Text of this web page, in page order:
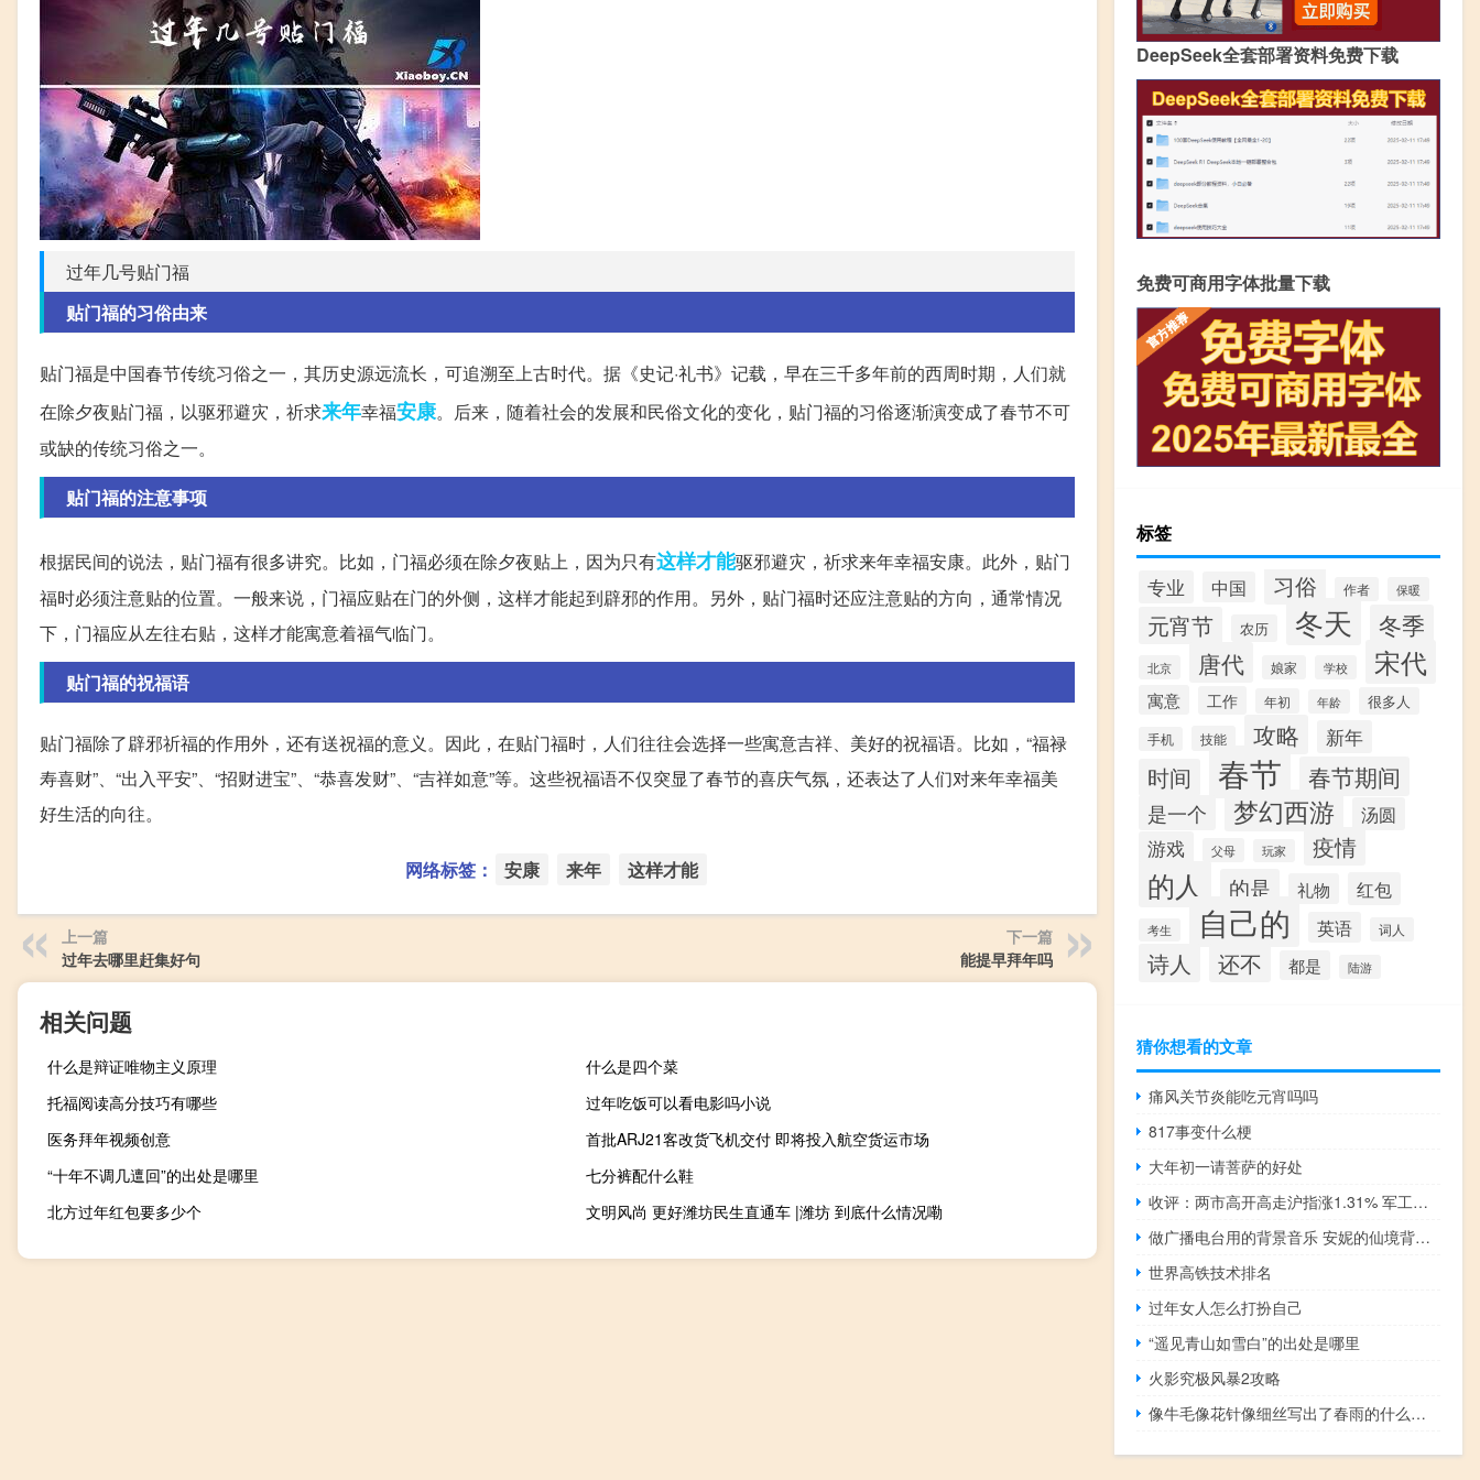
过年几号贴门福
贴门福的习俗由来
贴门福是中国春节传统习俗之一，其历史源远流长，可追溯至上古时代。据《史记·礼书》记载，早在三千多年前的西周时期，人们就
在除夕夜贴门福，以驱邪避灾，祈求来年幸福安康。后来，随着社会的发展和民俗文化的变化，贴门福的习俗逐渐演变成了春节不可
或缺的传统习俗之一。
贴门福的注意事项
根据民间的说法，贴门福有很多讲究。比如，门福必须在除夕夜贴上，因为只有这样才能驱邪避灾，祈求来年幸福安康。此外，贴门
福时必须注意贴的位置。一般来说，门福应贴在门的外侧，这样才能起到辟邪的作用。另外，贴门福时还应注意贴的方向，通常情况
下，门福应从左往右贴，这样才能寓意着福气临门。
贴门福的祝福语
贴门福除了辟邪祈福的作用外，还有送祝福的意义。因此，在贴门福时，人们往往会选择一些寓意吉祥、美好的祝福语。比如，“福禄
寿喜财”、“出入平安”、“招财进宝”、“恭喜发财”、“吉祥如意”等。这些祝福语不仅突显了春节的喜庆气氛，还表达了人们对来年幸福美
好生活的向往。
网络标签： 安康 来年 这样才能
上一篇
过年去哪里赶集好句
下一篇
能提早拜年吗
相关问题
什么是辩证唯物主义原理
什么是四个菜
托福阅读高分技巧有哪些
过年吃饭可以看电影吗小说
医务拜年视频创意
首批ARJ21客改货飞机交付 即将投入航空货运市场
“十年不调几邅回”的出处是哪里
七分裤配什么鞋
北方过年红包要多少个
文明风尚 更好潍坊民生直通车 |潍坊 到底什么情况嘞
DeepSeek全套部署资料免费下载
免费可商用字体批量下载
标签
专业 中国 习俗 作者 保暖
元宵节 农历 冬天 冬季
北京 唐代 娘家 学校 宋代
寓意 工作 年初 年龄 很多人
手机 技能 攻略 新年
时间 春节 春节期间
是一个 梦幻西游
汤圆
游戏
父母 玩家 疫情
的人 的是 礼物 红包
考生 自己的 英语 词人
诗人 还不 都是 陆游
猜你想看的文章
痛风关节炎能吃元宵吗吗
817事变什么梗
大年初一请菩萨的好处
收评：两市高开高走沪指涨1.31% 军工板块领涨
做广播电台用的背景音乐 安妮的仙境背景音乐
世界高铁技术排名
过年女人怎么打扮自己
“遥见青山如雪白”的出处是哪里
火影究极风暴2攻略
像牛毛像花针像细丝写出了春雨的什么特点